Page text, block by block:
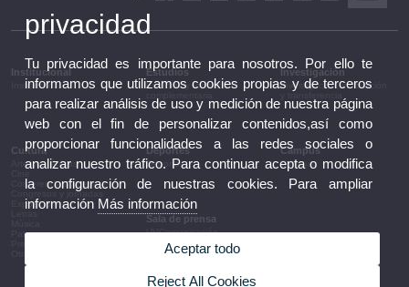
Institucional
Institucional
Estudios
Estudios y formación
Investigación
Investigación, innovación
Cultura
Artes escénicas
Conferencias y debates
Congresos y jornadas
Exposiciones
Patrimonio
Deportes
Deportes
Campus
Campus
Sala de prensa
UVComunicación
Notas de prensa
Agenda de gobierno
Información corporativa
privacidad
Tu privacidad es importante para nosotros. Por ello te
informamos que utilizamos cookies propias y de terceros
para realizar análisis de uso y medición de nuestra página
web con el fin de personalizar contenidos,así como
proporcionar funcionalidades a las redes sociales o
analizar nuestro tráfico. Para continuar acepta o modifica
la configuración de nuestras cookies. Para ampliar
información Más información
Aceptar todo
Reject All Cookies